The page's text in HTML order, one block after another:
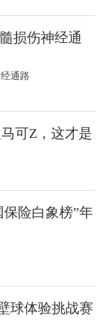
损伤神经通
通路
可Z，这才是
保险白象榜”年
球体验挑战赛